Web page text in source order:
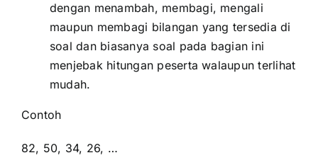
dengan menambah, membagi, mengali
maupun membagi bilangan yang tersedia di
soal dan biasanya soal pada bagian ini
menjebak hitungan peserta walaupun terlihat
mudah.
Contoh
82, 50, 34, 26, …